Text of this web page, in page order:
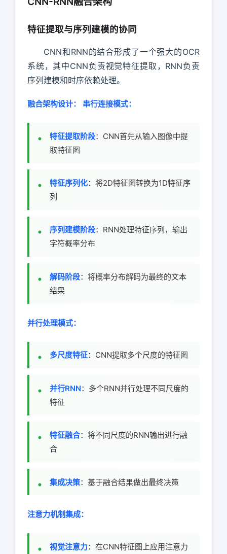
特征提取与序列建模的协同
CNN和RNN的结合形成了一个强大的OCR
系统，其中CNN负责视觉特征提取，RNN负责
序列建模和时序依赖处理。
融合架构设计： 串行连接模式：
特征提取阶段：CNN首先从输入图像中提
取特征图
特征序列化：将2D特征图转换为1D特征序
列
序列建模阶段：RNN处理特征序列，输出
字符概率分布
解码阶段：将概率分布解码为最终的文本
结果
并行处理模式：
多尺度特征：CNN提取多个尺度的特征图
并行RNN：多个RNN并行处理不同尺度的
特征
特征融合：将不同尺度的RNN输出进行融
合
集成决策：基于融合结果做出最终决策
注意力机制集成：
视觉注意力：在CNN特征图上应用注意力